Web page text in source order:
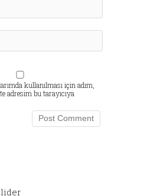
kullanılması için adım,
adresim bu tarayıcıya